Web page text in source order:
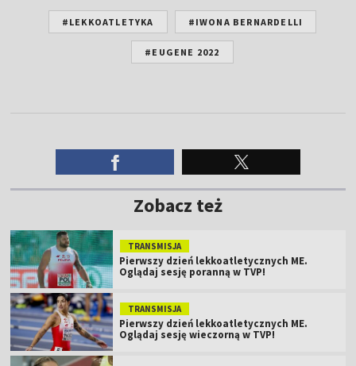
#LEKKOATLETYKA #IWONA BERNARDELLI
#EUGENE 2022
Zobacz też
TRANSMISJA
Pierwszy dzień lekkoatletycznych ME.
Oglądaj sesję poranną w TVP!
TRANSMISJA
Pierwszy dzień lekkoatletycznych ME.
Oglądaj sesję wieczorną w TVP!